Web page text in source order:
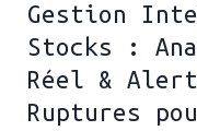
Gestion
Stocks :
Réel &
Ruptures